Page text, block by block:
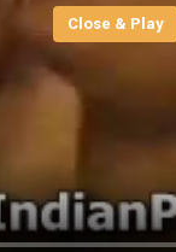
Close & Play